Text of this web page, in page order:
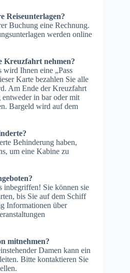
Reiseunterlagen?
Buchung eine Rechnung.
werden online
Kreuzfahrt nehmen?
wird Ihnen eine „Pass
Karte bezahlen Sie alle
Am Ende der Kreuzfahrt
in bar oder mit
Bargeld wird auf dem
Behinderung haben,
um eine Kabine zu
inbegriffen! Sie können sie
bis Sie auf dem Schiff
Informationen über
mitnehmen?
Damen kann ein
Bitte kontaktieren Sie